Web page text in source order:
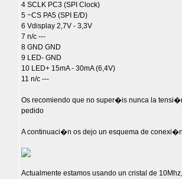
4 SCLK PC3 (SPI Clock)
5 ~CS PA5 (SPI E/D)
6 Vdisplay 2,7V - 3,3V
7 n/c ---
8 GND GND
9 LED- GND
10 LED+ 15mA - 30mA (6,4V)
11 n/c ---
Os recomiendo que no super�is nunca la
pedido
A continuaci�n os dejo un esquema de
Actualmente estamos usando un cristal de